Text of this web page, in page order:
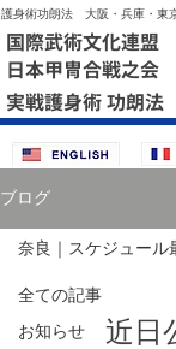
護身術功朗法 大阪・兵庫・東
国際武術文化連盟
日本甲冑合戦之会
実戦護身術 功朗法
ブログ
全ての記事
お知らせ
奈良｜スケジュール
近日